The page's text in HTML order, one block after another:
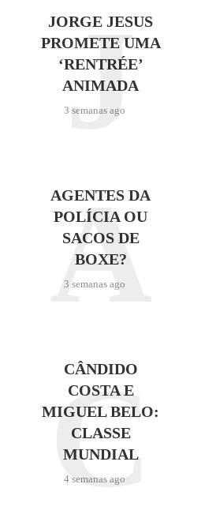
JORGE JESUS
PROMETE UMA
‘RENTRÉE’
ANIMADA
3 semanas ago
J
AGENTES DA
POLÍCIA OU
SACOS DE
BOXE?
3 semanas ago
A
CÂNDIDO
COSTA E
MIGUEL BELO:
CLASSE
MUNDIAL
4 semanas ago
C